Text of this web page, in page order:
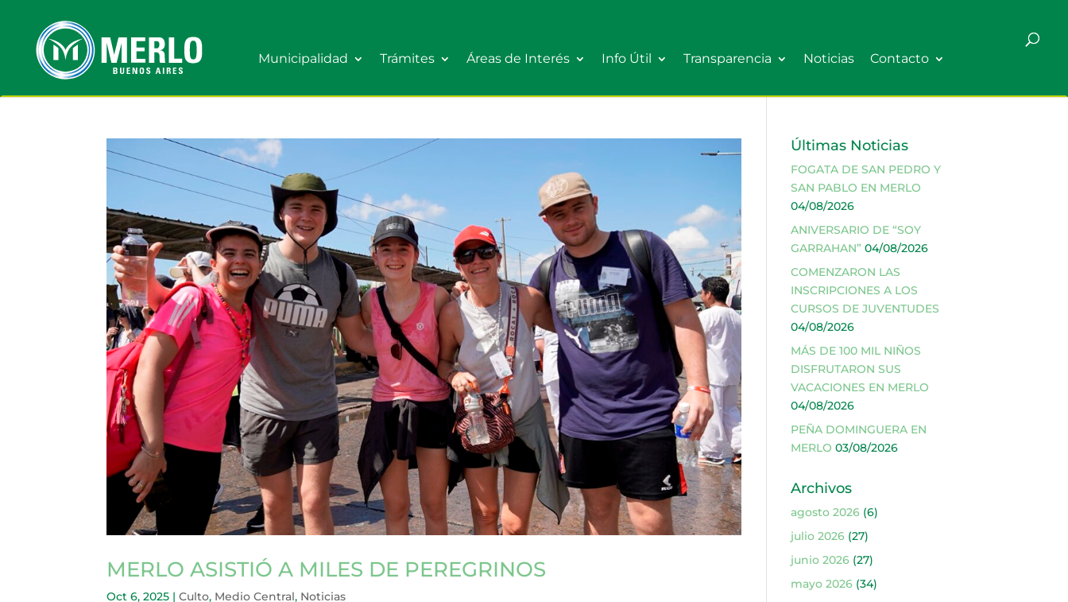
Municipalidad Trámites Áreas de Interés Info Útil Transparencia Noticias Contacto
MERLO ASISTIÓ A MILES DE PEREGRINOS
Oct 6, 2025 |Culto, Medio Central, Noticias
Últimas Noticias
FOGATA DE SAN PEDRO Y
SAN PABLO EN MERLO
04/08/2026
ANIVERSARIO DE “SOY
GARRAHAN” 04/08/2026
COMENZARON LAS
INSCRIPCIONES A LOS
CURSOS DE JUVENTUDES
04/08/2026
MÁS DE 100 MIL NIÑOS
DISFRUTARON SUS
VACACIONES EN MERLO
04/08/2026
PEÑA DOMINGUERA EN
MERLO 03/08/2026
Archivos
agosto 2026(6)
julio 2026(27)
junio 2026(27)
mayo 2026(34)